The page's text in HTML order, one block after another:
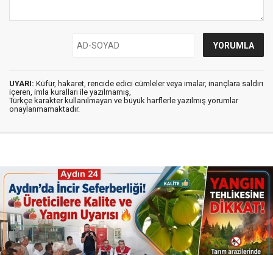
UYARI: Küfür, hakaret, rencide edici cümleler veya imalar, inançlara saldırı
içeren, imla kuralları ile yazılmamış,
Türkçe karakter kullanılmayan ve büyük harflerle yazılmış yorumlar
onaylanmamaktadır.